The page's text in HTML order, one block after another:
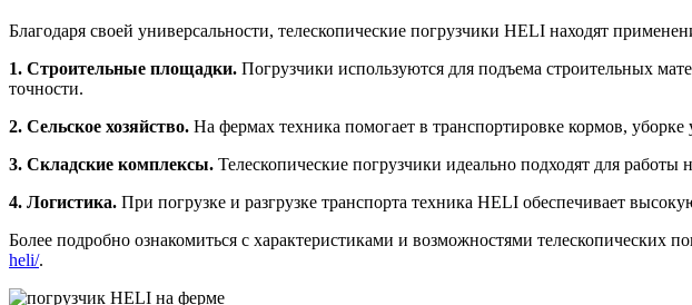
Благодаря своей универсальности, телескопические погрузчики HELI находят
1. Строительные площадки. Погрузчики используются для подъема строительных
точности.
2. Сельское хозяйство. На фермах техника помогает в транспортировке кормов,
3. Складские комплексы. Телескопические погрузчики идеально подходят для работы
4. Логистика. При погрузке и разгрузке транспорта техника HELI обеспечивает
Более подробно ознакомиться с характеристиками и возможностями телескопических
heli/.